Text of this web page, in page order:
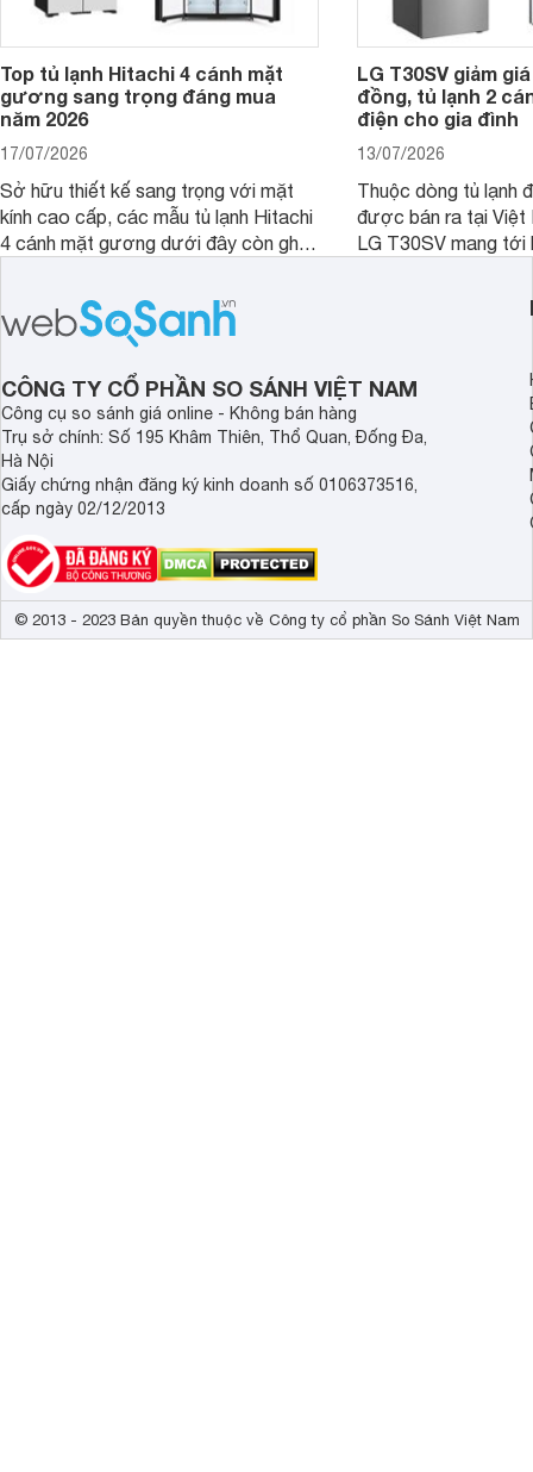
Top tủ lạnh Hitachi 4 cánh mặt
gương sang trọng đáng mua
năm 2026
17/07/2026
Sở hữu thiết kế sang trọng với mặt
kính cao cấp, các mẫu tủ lạnh Hitachi
4 cánh mặt gương dưới đây còn ghi
công nghệ bảo quản hiện đại, đáp ứng
tốt nhu cầu lưu trữ thực phẩm của gia
LG T30SV giảm
đồng, tủ lạnh 2
điện cho gia đình
13/07/2026
Thuộc dòng tủ lạnh
được bán ra tại Việt
LG T30SV mang tới
mức giá bán dễ
nhiều khách hàng
CÔNG TY CỔ PHẦN SO SÁNH VIỆT NAM
Công cụ so sánh giá online - Không bán hàng
Trụ sở chính: Số 195 Khâm Thiên, Thổ Quan, Đống Đa,
Hà Nội
Giấy chứng nhận đăng ký kinh doanh số 0106373516,
cấp ngày 02/12/2013
© 2013 - 2023 Bản quyền thuộc về Công ty cổ phần So Sánh Việt Nam